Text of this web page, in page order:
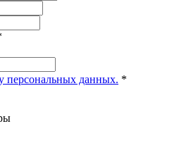
персональных данных. *